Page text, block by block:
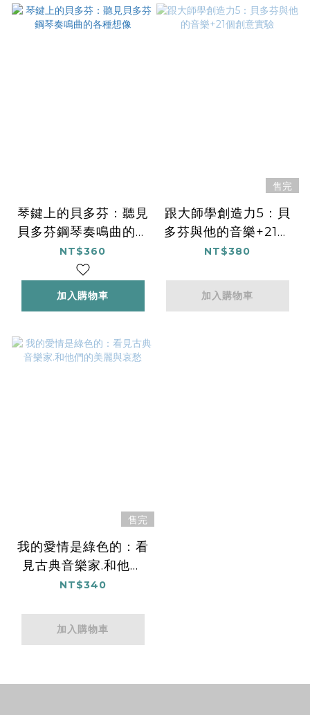
琴鍵上的貝多芬：聽見
貝多芬鋼琴奏鳴曲的各
種想像
NT$360
加入購物車
售完
跟大師學創造力5：貝
多芬與他的音樂+21個
創意實驗
NT$380
加入購物車
售完
我的愛情是綠色的：看
見古典音樂家.和他們
的美麗與哀愁
NT$340
加入購物車